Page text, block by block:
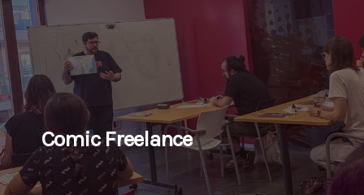
Comic Freelance